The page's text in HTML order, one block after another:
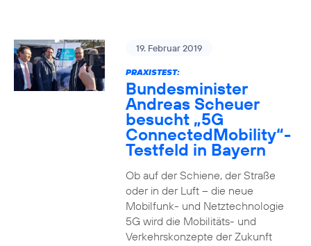
19. Februar 2019
PRAXISTEST:
Bundesminister
Andreas Scheuer
besucht „5G
ConnectedMobility“-
Testfeld in Bayern
Ob auf der Schiene, der Straße
oder in der Luft – die neue
Mobilfunk- und Netztechnologie
5G wird die Mobilitäts- und
Verkehrskonzepte der Zukunft